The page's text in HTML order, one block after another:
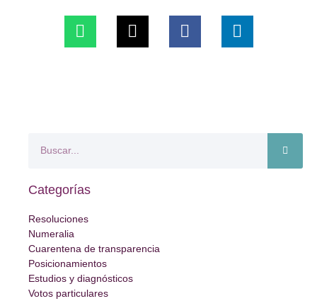
Categorías
Resoluciones
Numeralia
Cuarentena de transparencia
Posicionamientos
Estudios y diagnósticos
Votos particulares